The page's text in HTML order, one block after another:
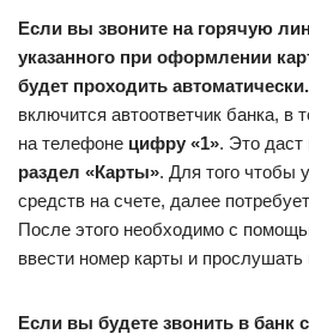
Если вы звоните на горячую
указанного при оформлении
будет проходить автоматически.
включится автоответчик банка, в
на телефоне цифру «1». Это даст
раздел «Карты». Для того чтобы
средств на счете, далее
После этого необходимо с
ввести номер карты и
Если вы будете звонить в банк